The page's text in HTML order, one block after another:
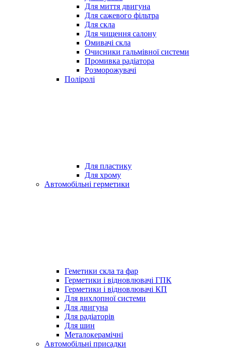
Для миття двигуна
Для сажевого фільтра
Для скла
Для чищення салону
Омивачі скла
Очисники гальмівної системи
Промивка радіатора
Розморожувачі
Поліролі
Для пластику
Для хрому
Автомобільні герметики
Геметики скла та фар
Герметики і відновлювачі ГПК
Герметики і відновлювачі КП
Для вихлопної системи
Для двигуна
Для радіаторів
Для шин
Металокерамічні
Автомобільні присадки